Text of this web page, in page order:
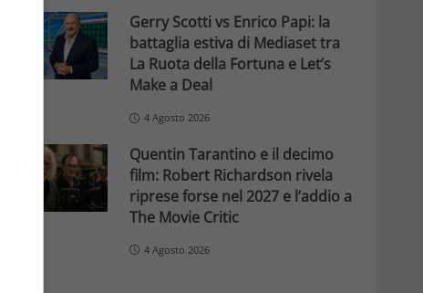
Gerry Scotti vs Enrico Papi: la
battaglia estiva di Mediaset tra
La Ruota della Fortuna e Let’s
Make a Deal
4 Agosto 2026
Quentin Tarantino e il decimo
film: Robert Richardson rivela
riprese forse nel 2027 e l’addio a
The Movie Critic
4 Agosto 2026